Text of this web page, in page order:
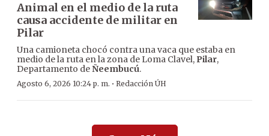
Animal en el medio de la ruta
causa accidente de militar en
Pilar
Una camioneta chocó contra una vaca que estaba en
medio de la ruta en la zona de Loma Clavel, Pilar,
Departamento deÑeembucú.
Agosto 6, 2026 10:24 p. m. · Redacción ÚH